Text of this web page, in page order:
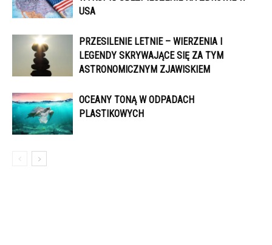
USA
PRZESILENIE LETNIE – WIERZENIA I
LEGENDY SKRYWAJĄCE SIĘ ZA TYM
ASTRONOMICZNYM ZJAWISKIEM
OCEANY TONĄ W ODPADACH
PLASTIKOWYCH